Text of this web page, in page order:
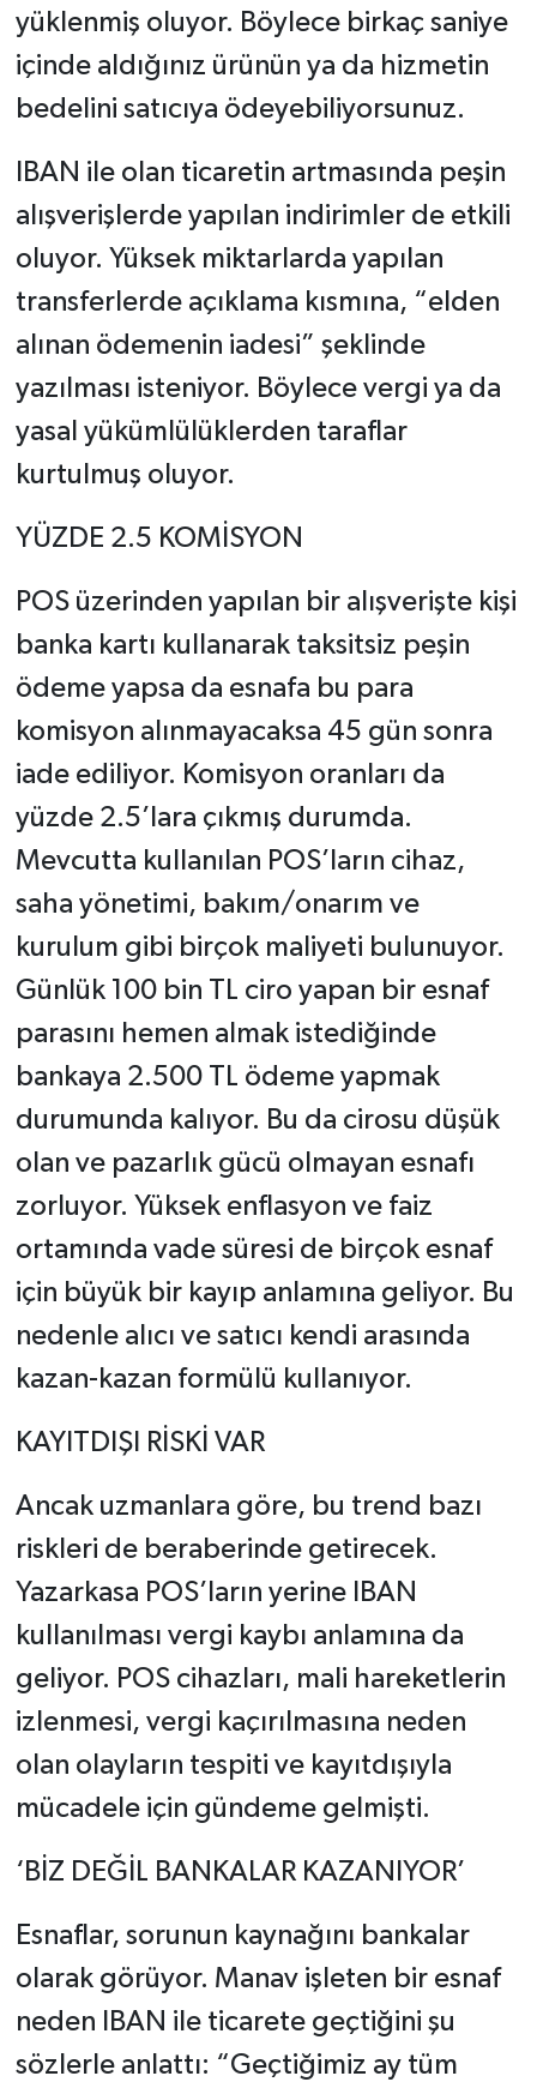
yüklenmiş oluyor. Böylece birkaç saniye
içinde aldığınız ürünün ya da hizmetin
bedelini satıcıya ödeyebiliyorsunuz.
IBAN ile olan ticaretin artmasında peşin
alışverişlerde yapılan indirimler de etkili
oluyor. Yüksek miktarlarda yapılan
transferlerde açıklama kısmına, “elden
alınan ödemenin iadesi” şeklinde
yazılması isteniyor. Böylece vergi ya da
yasal yükümlülüklerden taraflar
kurtulmuş oluyor.
YÜZDE 2.5 KOMİSYON
POS üzerinden yapılan bir alışverişte kişi
banka kartı kullanarak taksitsiz peşin
ödeme yapsa da esnafa bu para
komisyon alınmayacaksa 45 gün sonra
iade ediliyor. Komisyon oranları da
yüzde 2.5’lara çıkmış durumda.
Mevcutta kullanılan POS’ların cihaz,
saha yönetimi, bakım/onarım ve
kurulum gibi birçok maliyeti bulunuyor.
Günlük 100 bin TL ciro yapan bir esnaf
parasını hemen almak istediğinde
bankaya 2.500 TL ödeme yapmak
durumunda kalıyor. Bu da cirosu düşük
olan ve pazarlık gücü olmayan esnafı
zorluyor. Yüksek enflasyon ve faiz
ortamında vade süresi de birçok esnaf
için büyük bir kayıp anlamına geliyor. Bu
nedenle alıcı ve satıcı kendi arasında
kazan-kazan formülü kullanıyor.
KAYITDIŞI RİSKİ VAR
Ancak uzmanlara göre, bu trend bazı
riskleri de beraberinde getirecek.
Yazarkasa POS’ların yerine IBAN
kullanılması vergi kaybı anlamına da
geliyor. POS cihazları, mali hareketlerin
izlenmesi, vergi kaçırılmasına neden
olan olayların tespiti ve kayıtdışıyla
mücadele için gündeme gelmişti.
‘BİZ DEĞİL BANKALAR KAZANIYOR’
Esnaflar, sorunun kaynağını bankalar
olarak görüyor. Manav işleten bir esnaf
neden IBAN ile ticarete geçtiğini şu
sözlerle anlattı: “Geçtiğimiz ay tüm